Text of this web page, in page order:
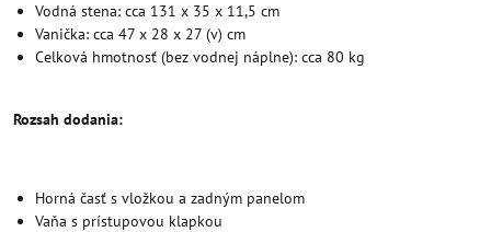
Vodná stena: cca 131 x 35 x 11,5 cm
Vanička: cca 47 x 28 x 27 (v) cm
Celková hmotnosť (bez vodnej náplne): cca 80 kg
Rozsah dodania:
Horná časť s vložkou a zadným panelom
Vaňa s prístupovou klapkou